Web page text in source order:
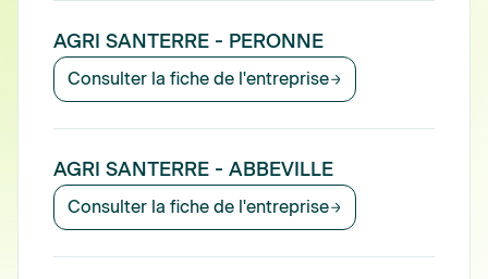
AGRI SANTERRE - PERONNE
Consulter la fiche de l'entreprise
AGRI SANTERRE - ABBEVILLE
Consulter la fiche de l'entreprise